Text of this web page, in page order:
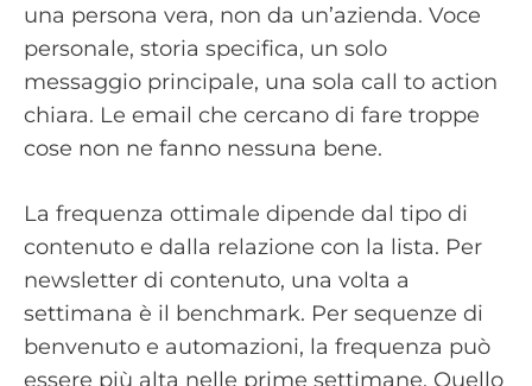
una persona vera, non da un’azienda. Voce
personale, storia specifica, un solo
messaggio principale, una sola call to action
chiara. Le email che cercano di fare troppe
cose non ne fanno nessuna bene.
La frequenza ottimale dipende dal tipo di
contenuto e dalla relazione con la lista. Per
newsletter di contenuto, una volta a
settimana è il benchmark. Per sequenze di
benvenuto e automazioni, la frequenza può
essere più alta nelle prime settimane. Quello